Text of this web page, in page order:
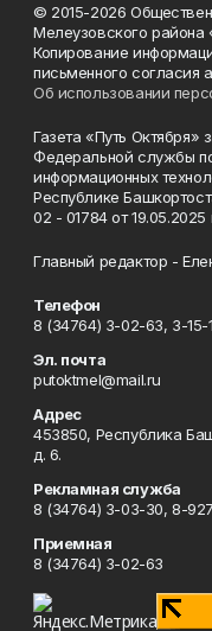
© 2015-2026
Мелеузовского района
Копирование
письменного согласия
Об использовании
Газета «Путь Октября»
Федеральной службы
информационных
Республике
02 - 01784 от 19.05.2025
Главный редактор -
Телефон
8 (34764) 3-02-63, 3-15-
Эл. почта
putoktmel@mail.ru
Адрес
453850, Республика
д. 6.
Рекламная служба
8 (34764) 3-03-30, 8-
Приемная
8 (34764) 3-02-63